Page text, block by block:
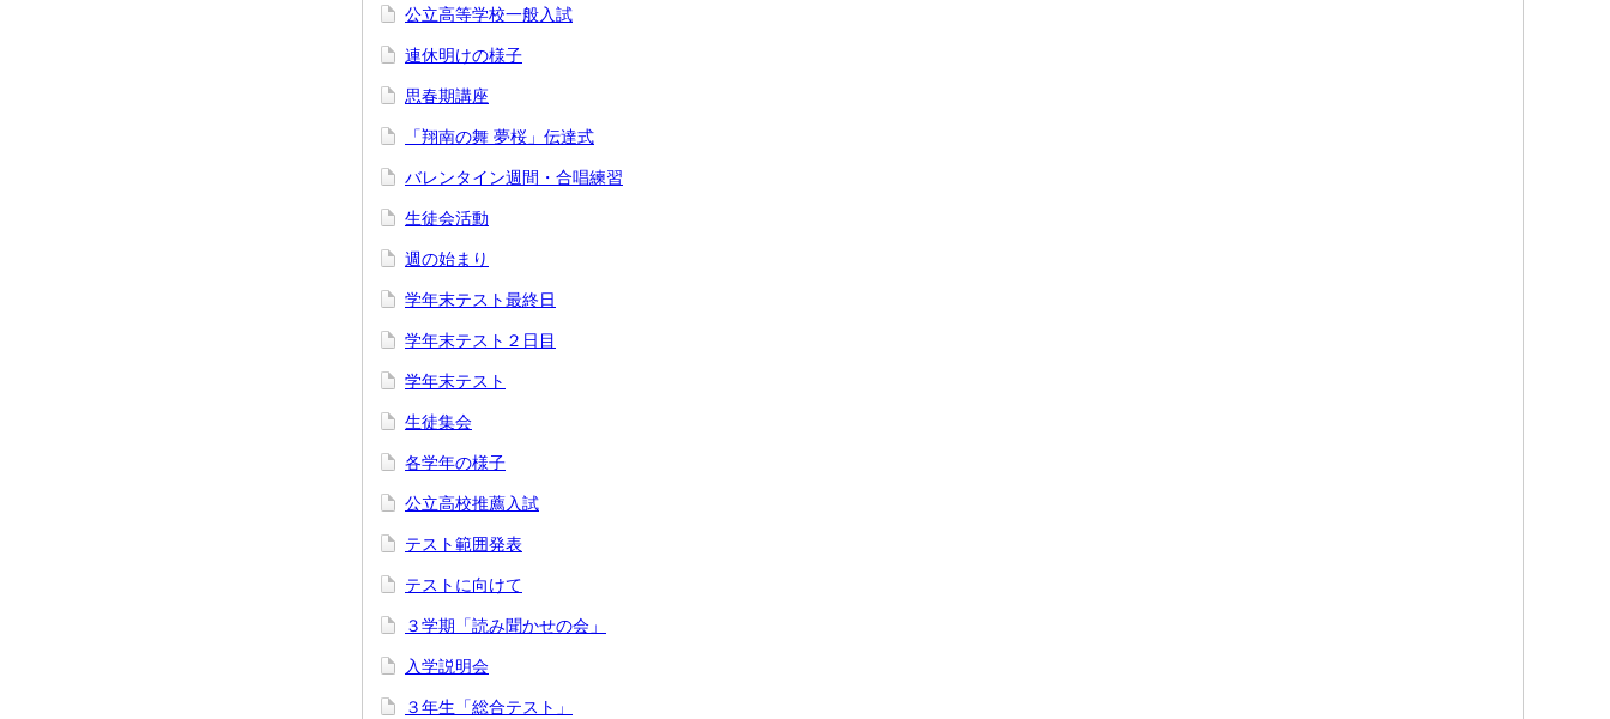
公立高等学校一般入試
連休明けの様子
思春期講座
「翔南の舞 夢桜」伝達式
バレンタイン週間・合唱練習
生徒会活動
週の始まり
学年末テスト最終日
学年末テスト２日目
学年末テスト
生徒集会
各学年の様子
公立高校推薦入試
テスト範囲発表
テストに向けて
３学期「読み聞かせの会」
入学説明会
３年生「総合テスト」